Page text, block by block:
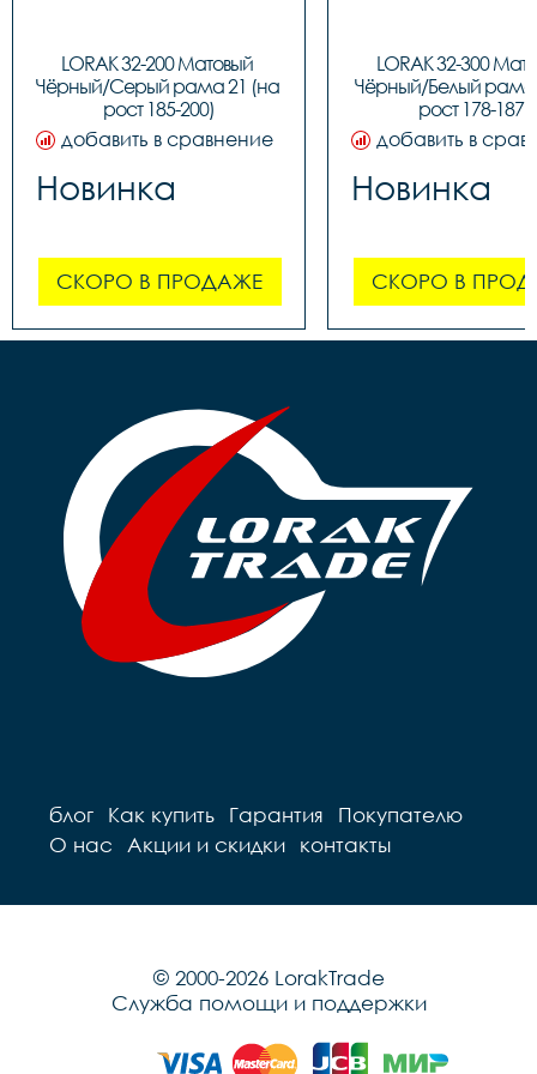
LORAK 32-200 Матовый
Чёрный/Серый рама 21 (на
рост 185-200)
добавить в сравнение
Новинка
СКОРО В ПРОДАЖЕ
LORAK 32-300
Чёрный/Белый рама
рост 178-187)
добавить в
Новинка
СКОРО В
блог Как купить Гарантия
Покупателю
О нас
Акции и скидки контакты
© 2000-2026 LorakTrade
Служба помощи и поддержки